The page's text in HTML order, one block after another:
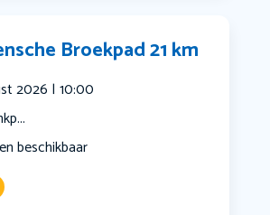
Broekpad 21 km
2026 | 10:00
beschikbaar